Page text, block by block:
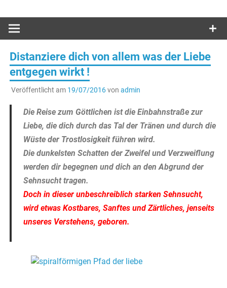
Distanziere dich von allem was der Liebe
entgegen wirkt !
Veröffentlicht am 19/07/2016von admin
Die Reise zum Göttlichen ist die Einbahnstraße zur
Liebe, die dich durch das Tal der Tränen und durch die
Wüste der Trostlosigkeit führen wird.
Die dunkelsten Schatten der Zweifel und Verzweiflung
werden dir begegnen und dich an den Abgrund der
Sehnsucht tragen.
Doch in dieser unbeschreiblich starken Sehnsucht,
wird etwas Kostbares, Sanftes und Zärtliches, jenseits
unseres Verstehens, geboren.